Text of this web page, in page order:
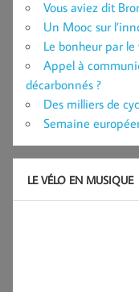
Vous aviez dit
Un Mooc sur
Le bonheur par le
Appel à
décarbonnés ?
Des milliers de
Semaine
LE VÉLO EN MUSIQUE